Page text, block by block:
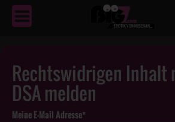
EROTIKVON NEBENAN ...
Rechtswidrigen Inhalt
DSA melden
Meine E-Mail Adresse*